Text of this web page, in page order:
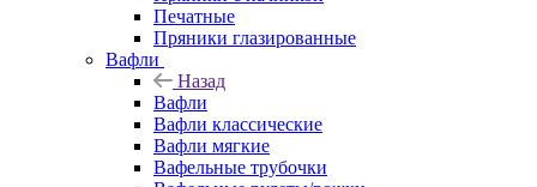
Печатные
Пряники глазированные
Вафли
Назад
Вафли
Вафли классические
Вафли мягкие
Вафельные трубочки